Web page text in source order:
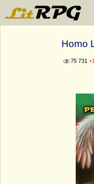
Homo
75 731